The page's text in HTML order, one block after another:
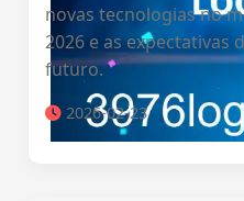
novas tecnologias no
2026 e as expectativas
futuro.
2026-02-23